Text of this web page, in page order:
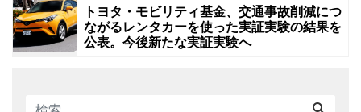
トヨタ・モビリティ基金、交通事故削減につ
ながるレンタカーを使った実証実験の結果を
公表。今後新たな実証実験へ